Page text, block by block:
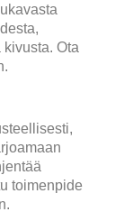
Ota
toimenpide